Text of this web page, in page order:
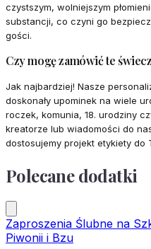
czystszym, wolniejszym
substancji, co czyni go
gości.
Czy mogę zamówić te
Jak najbardziej! Nasze
doskonały upominek na wiele
roczek, komunia, 18. urodziny
kreatorze lub wiadomości do
dostosujemy projekt etykiety do
Polecane dodatki
Zaproszenia Ślubne na
Piwonii i Bzu